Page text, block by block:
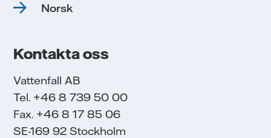
Norsk
Kontakta oss
Vattenfall AB
Tel. +46 8 739 50 00
Fax. +46 8 17 85 06
SE-169 92 Stockholm